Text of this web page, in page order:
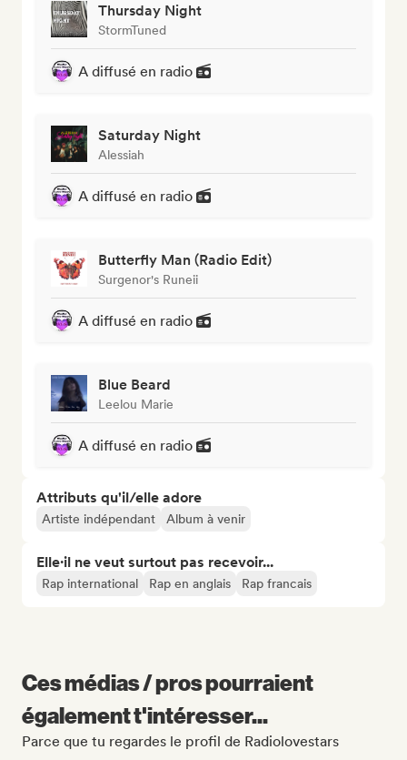
Thursday Night
StormTuned
A diffusé en radio
Saturday Night
Alessiah
A diffusé en radio
Butterfly Man (Radio Edit)
Surgenor's Runeii
A diffusé en radio
Blue Beard
Leelou Marie
A diffusé en radio
Attributs qu'il/elle adore
Artiste indépendant Album à venir
Elle·il ne veut surtout pas recevoir...
Rap international Rap en anglais Rap francais
Ces médias / pros pourraient
également t'intéresser...
Parce que tu regardes le profil de Radiolovestars